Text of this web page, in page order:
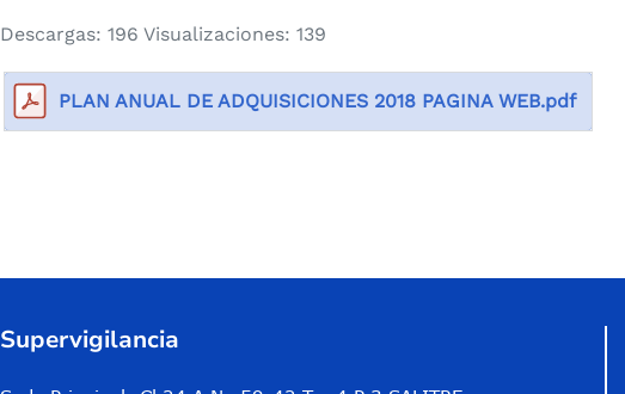
Descargas: 196 Visualizaciones: 139
PLAN ANUAL DE ADQUISICIONES 2018 PAGINA WEB.pdf
Supervigilancia